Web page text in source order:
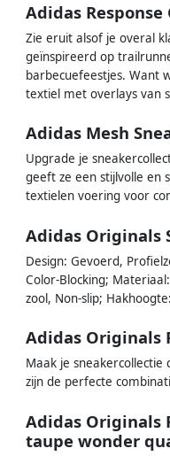
Adidas Response
Zie eruit alsof je overal
geïnspireerd op
barbecuefeestjes. Want
textiel met overlays van
Adidas Mesh
Upgrade je
geeft ze een stijlvolle en
textielen voering voor
Adidas Originals
Design: Gevoerd,
Color-Blocking;
zool, Non-slip;
Adidas Originals
Maak je
zijn de perfecte
Adidas Originals
taupe wonder